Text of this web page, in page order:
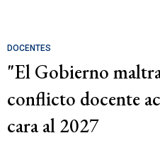
DOCENTES
"El Gobierno
conflicto docente
cara al 2027